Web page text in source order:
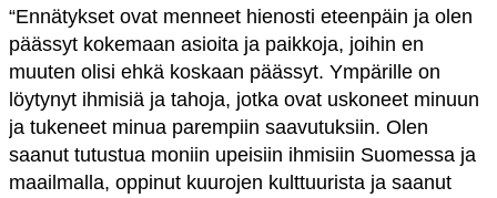
“Ennätykset ovat menneet hienosti eteenpäin ja olen
päässyt kokemaan asioita ja paikkoja, joihin en
muuten olisi ehkä koskaan päässyt. Ympärille on
löytynyt ihmisiä ja tahoja, jotka ovat uskoneet minuun
ja tukeneet minua parempiin saavutuksiin. Olen
saanut tutustua moniin upeisiin ihmisiin Suomessa ja
maailmalla, oppinut kuurojen kulttuurista ja saanut